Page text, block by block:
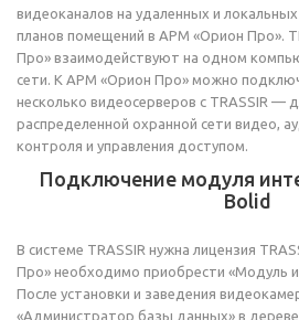
видеоканалов на удаленных и
планов помещений в АРМ «Орион Про».
Про» взаимодействуют на одном
сети. К АРМ «Орион Про» можно
несколько видеосерверов с TRASSIR —
распределенной охранной сети видео,
контроля и управления доступом.
Подключение модуля
Bolid
В системе TRASSIR нужна лицензия
Про» необходимо приобрести «Модуль
После установки и заведения
«Администратор базы данных» в